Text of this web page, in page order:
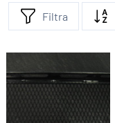
Filtra